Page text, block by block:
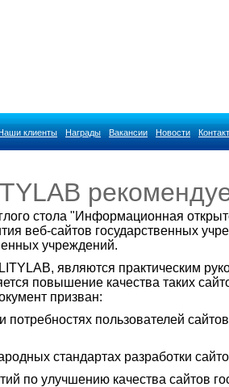
клиенты Награды Вакансии Новости
стола "Информационная
веб-сайтов государственных
учреждений.
являются практическим
повышение качества таких
призван:
пользователей
стандартах разработки
по улучшению качества сайтов